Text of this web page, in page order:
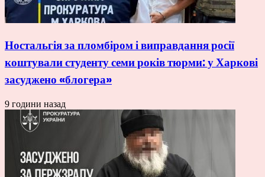
Ностальгія за пломбіром і виправдання росії
коштували студенту семи років тюрми: у Харкові
засуджено «блогера»
9 години назад